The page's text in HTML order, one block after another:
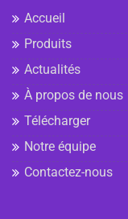
Accueil
Produits
Actualités
À propos de nous
Télécharger
Notre équipe
Contactez-nous